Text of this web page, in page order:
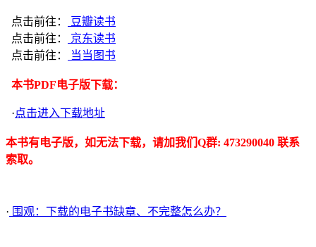
点击前往：
豆瓣读书
点击前往：
京东读书
点击前往：
当当图书
本书PDF电子版下载：
·点击进入下载地址
本书有电子版，如无法下载，请加我们Q群: 473290040 联系
索取。
· 围观：下载的电子书缺章、不完整怎么办？